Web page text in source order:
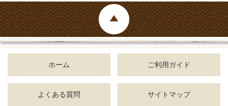
ホーム ご利用ガイド
よくある質問 サイトマップ